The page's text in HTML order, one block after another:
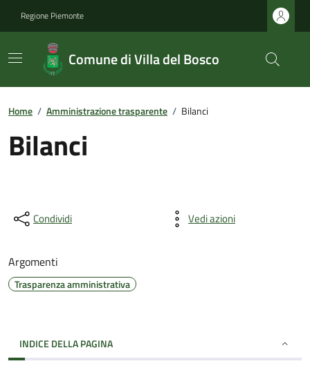
Regione Piemonte
Comune di Villa del Bosco
Home / Amministrazione trasparente / Bilanci
Bilanci
Condividi Vedi azioni
Argomenti
Trasparenza amministrativa
INDICE DELLA PAGINA